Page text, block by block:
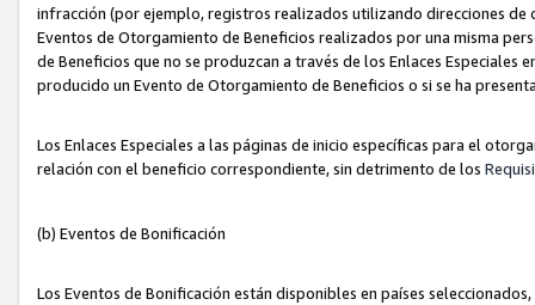
infracción (por ejemplo, registros realizados utilizando direcciones
Eventos de Otorgamiento de Beneficios realizados por una misma
de Beneficios que no se produzcan a través de los Enlaces Especiales
producido un Evento de Otorgamiento de Beneficios o si se ha
Los Enlaces Especiales a las páginas de inicio específicas para el
relación con el beneficio correspondiente, sin detrimento de los
(b) Eventos de Bonificación
Los Eventos de Bonificación están disponibles en países